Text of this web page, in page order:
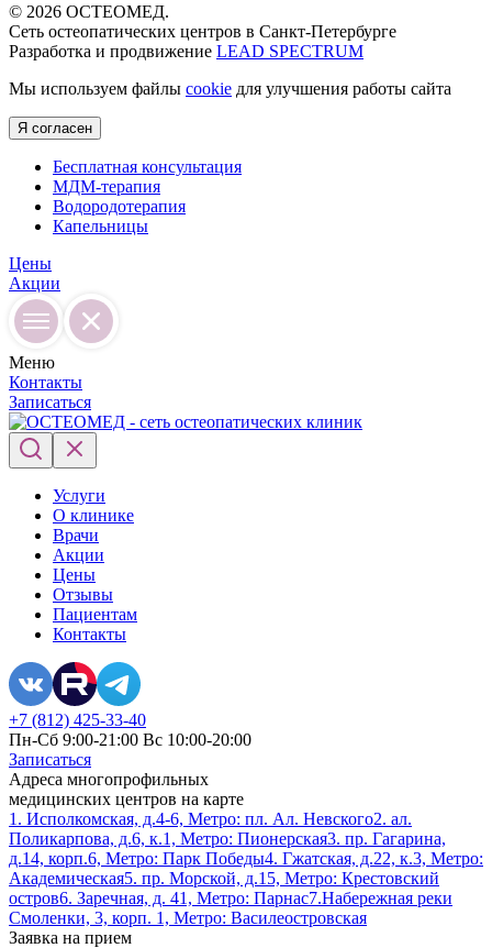
© 2026 ОСТЕОМЕД.
Сеть остеопатических центров в Санкт-Петербурге
Разработка и продвижение LEAD SPECTRUM
Мы используем файлы cookie для улучшения работы сайта
Я согласен
Бесплатная консультация
МДМ-терапия
Водородотерапия
Капельницы
Цены
Акции
Меню
Контакты
Записаться
Услуги
О клинике
Врачи
Акции
Цены
Отзывы
Пациентам
Контакты
+7 (812) 425-33-40
Пн-Сб 9:00-21:00 Вс 10:00-20:00
Записаться
Адреса многопрофильных
медицинских центров на карте
1. Исполкомская, д.4-6, Метро: пл. Ал. Невского2. ал.
Поликарпова, д.6, к.1, Метро: Пионерская3. пр. Гагарина,
д.14, корп.6, Метро: Парк Победы4. Гжатская, д.22, к.3, Метро:
Академическая5. пр. Морской, д.15, Метро: Крестовский
остров6. Заречная, д. 41, Метро: Парнас7.Набережная реки
Смоленки, 3, корп. 1, Метро: Василеостровская
Заявка на прием